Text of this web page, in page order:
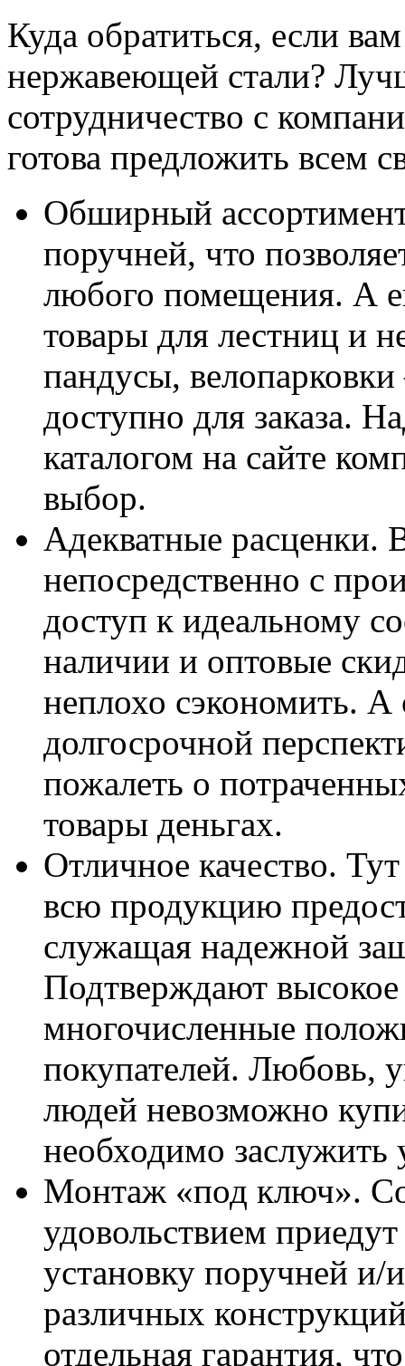
Куда обратиться, если
нержавеющей стали?
сотрудничество с
готова предложить всем
Обширный
поручней, что
любого помещения. А
товары для лестниц и
пандусы,
доступно для заказа.
каталогом на сайте
выбор.
Адекватные расценки.
непосредственно с
доступ к идеальному
наличии и оптовые
неплохо сэкономить. А
долгосрочной
пожалеть о
товары деньгах.
Отличное качество.
всю продукцию
служащая надежной
Подтверждают
многочисленные
покупателей. Любовь,
людей невозможно
необходимо
Монтаж «под ключ».
удовольствием
установку поручней
различных
отдельная гарантия,